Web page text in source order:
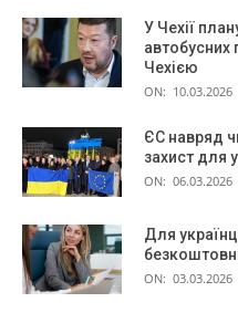
У Чехії
автобусних
Чехією
ON: 10.03.2026
ЄС навряд
захист для
ON: 06.03.2026
Для
ON: 03.03.2026